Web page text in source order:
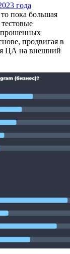
года
то пока большая
продвигая в
ЦА на внешний